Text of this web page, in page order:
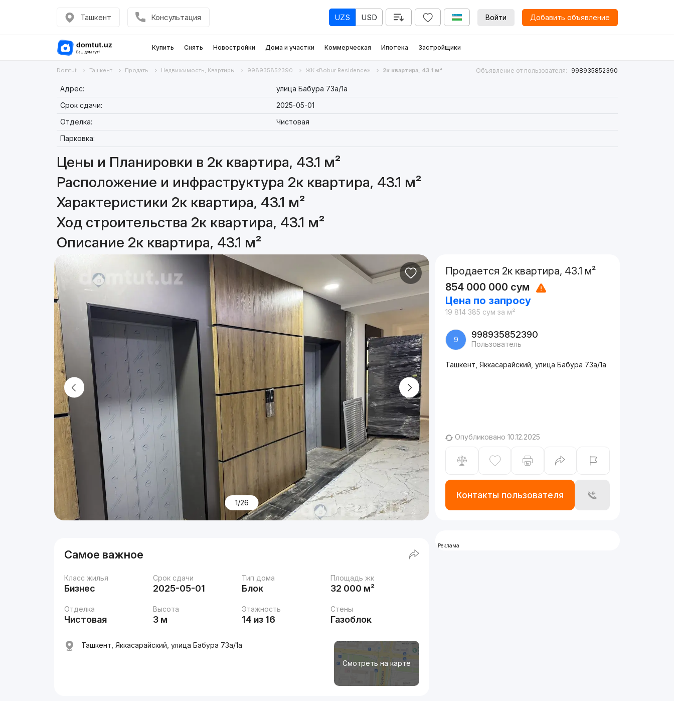
Ташкент Консультация UZS USD Войти Добавить объявление
Купить Снять Новостройки Дома и участки Коммерческая Ипотека Застройщики
Domtut Ташкент Продать Недвижимость, Квартиры 998935852390 ЖК «Bobur Residence» 2к квартира, 43.1 м² Объявление от пользователя: 998935852390
Адрес:
улица Бабура 73a/1a
Срок сдачи:
2025-05-01
Отделка:
Чистовая
Парковка:
Цены и Планировки в 2к квартира, 43.1 м²
Расположение и инфраструктура 2к квартира, 43.1 м²
Характеристики 2к квартира, 43.1 м²
Ход строительства 2к квартира, 43.1 м²
Описание 2к квартира, 43.1 м²
1/26
Самое важное
Класс жилья
Бизнес
Срок сдачи
2025-05-01
Тип дома
Блок
Площадь жк
32 000 м²
Отделка
Чистовая
Высота
3 м
Этажность
14 из 16
Стены
Газоблок
Смотреть на карте
Ташкент, Яккасарайский, улица Бабура 73a/1a
Продается 2к квартира, 43.1 м²
854 000 000 сум
Цена по запросу
19 814 385 сум за м²
9 998935852390
Пользователь
Ташкент, Яккасарайский, улица Бабура 73a/1a
Опубликовано 10.12.2025
Контакты пользователя
Реклама